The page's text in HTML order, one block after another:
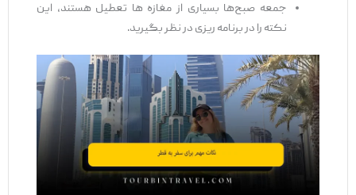
جمعه صبح‌ها بسیاری از مغازه‌ ها تعطیل هستند، این
نکته را در برنامه‌ ریزی در نظر بگیرید.